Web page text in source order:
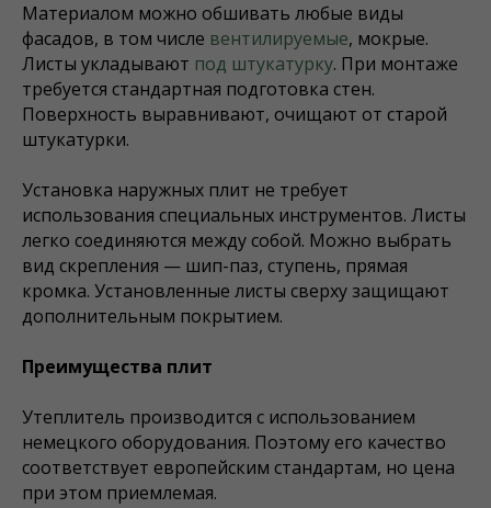
Материалом можно обшивать любые виды
фасадов, в том числе вентилируемые, мокрые.
Листы укладывают под штукатурку. При монтаже
требуется стандартная подготовка стен.
Поверхность выравнивают, очищают от старой
штукатурки.
Установка наружных плит не требует
использования специальных инструментов. Листы
легко соединяются между собой. Можно выбрать
вид скрепления — шип-паз, ступень, прямая
кромка. Установленные листы сверху защищают
дополнительным покрытием.
Преимущества плит
Утеплитель производится с использованием
немецкого оборудования. Поэтому его качество
соответствует европейским стандартам, но цена
при этом приемлемая.